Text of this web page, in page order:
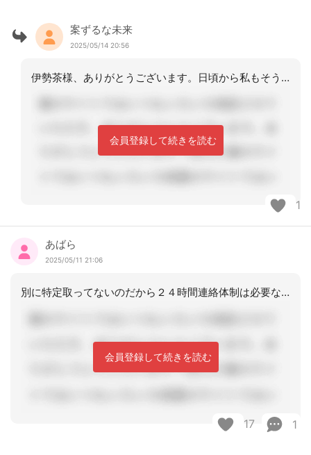
案ずるな未来
2025/05/14 20:56
伊勢茶様、ありがとうございます。日頃から私もそう思ってはいましたが、いざ自分が日
会員登録して続きを読む
1
あばら
2025/05/11 21:06
別に特定取ってないのだから２４時間連絡体制は必要ないっすよね。その気になれば一週
会員登録して続きを読む
17 1